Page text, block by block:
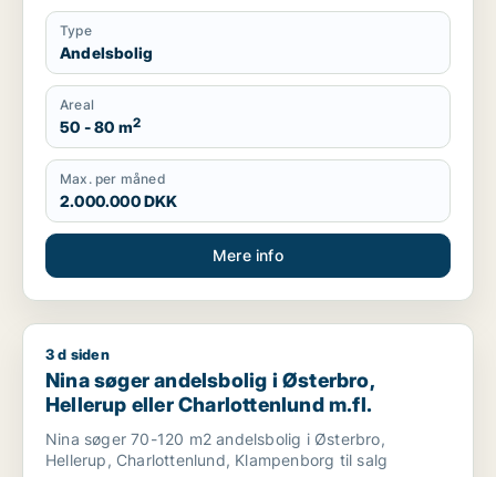
Type
Andelsbolig
Areal
50 - 80 m2
Max. per måned
2.000.000 DKK
Mere info
Nina søger andelsbolig i Østerbro, Hellerup eller
3 d siden
Nina søger andelsbolig i Østerbro,
Hellerup eller Charlottenlund m.fl.
Nina søger 70-120 m2 andelsbolig i Østerbro,
Hellerup, Charlottenlund, Klampenborg til salg